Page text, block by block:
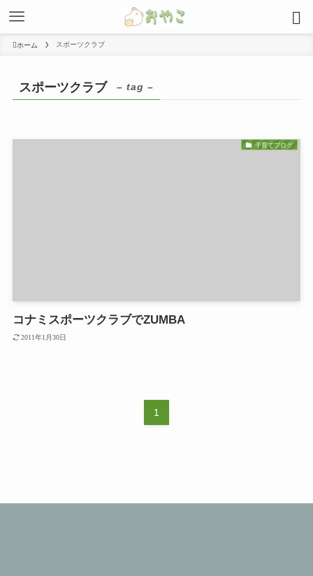
ホーム スポーツクラブ
スポーツクラブ – tag –
子育てブログ
コナミスポーツクラブでZUMBA
2011年1月30日
1